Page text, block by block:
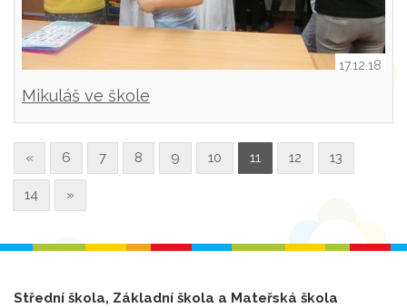
17.12.18
Mikuláš ve škole
« 6 7 8 9 10 11 12 13
14 »
Střední škola, Základní škola a Mateřská škola